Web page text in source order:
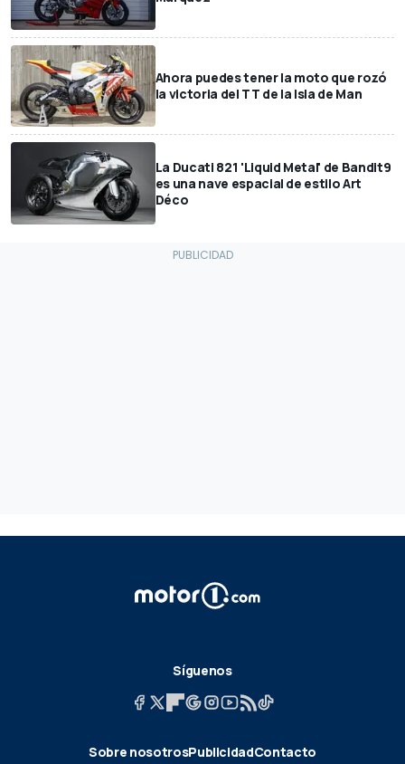
Ahora puedes tener la moto que rozó
la victoria del TT de la Isla de Man
La Ducati 821 'Liquid Metal' de Bandit9
es una nave espacial de estilo Art
Déco
Síguenos
Sobre nosotrosPublicidadContacto